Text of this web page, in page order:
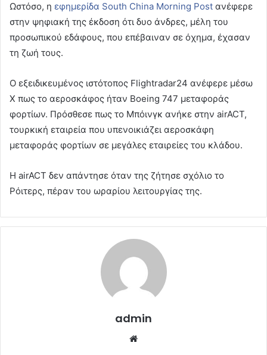
Ωστόσο, η εφημερίδα South China Morning Post ανέφερε
στην ψηφιακή της έκδοση ότι δυο άνδρες, μέλη του
προσωπικού εδάφους, που επέβαιναν σε όχημα, έχασαν
τη ζωή τους.
Ο εξειδικευμένος ιστότοπος Flightradar24 ανέφερε μέσω
X πως το αεροσκάφος ήταν Boeing 747 μεταφοράς
φορτίων. Πρόσθεσε πως το Μπόινγκ ανήκε στην airACT,
τουρκική εταιρεία που υπενοικιάζει αεροσκάφη
μεταφοράς φορτίων σε μεγάλες εταιρείες του κλάδου.
Η airACT δεν απάντησε όταν της ζήτησε σχόλιο το
Ρόιτερς, πέραν του ωραρίου λειτουργίας της.
admin